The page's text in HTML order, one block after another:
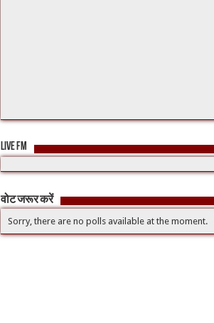
LIVE FM
वोट जरूर करें
Sorry, there are no polls available at the moment.